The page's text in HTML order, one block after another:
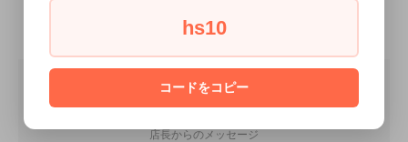
MESSAGE FROM STAFF
店長からのメッセージ
hs10
コードをコピー